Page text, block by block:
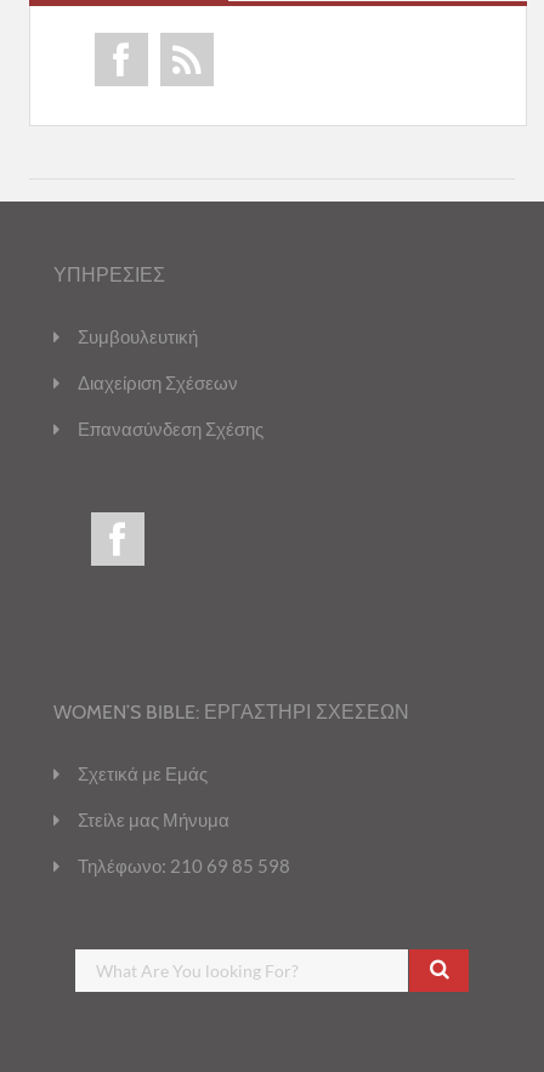
ΥΠΗΡΕΣΙΕΣ
Συμβουλευτική
Διαχείριση Σχέσεων
Επανασύνδεση Σχέσης
WOMEN’S BIBLE: ΕΡΓΑΣΤΗΡΙ ΣΧΕΣΕΩΝ
Σχετικά με Εμάς
Στείλε μας Μήνυμα
Τηλέφωνο: 210 69 85 598